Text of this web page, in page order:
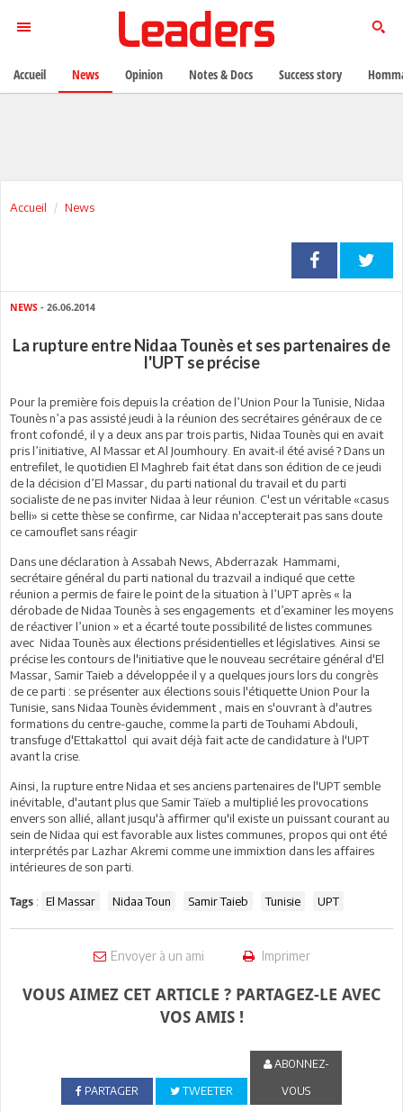
Accueil News
NEWS - 26.06.2014
La rupture entre Nidaa Tounès et ses partenaires de
l'UPT se précise
Pour la première fois depuis la création de l’Union Pour la Tunisie, Nidaa
Tounès n’a pas assisté jeudi à la réunion des secrétaires généraux de ce
front cofondé, il y a deux ans par trois partis, Nidaa Tounès qui en avait
pris l’initiative, Al Massar et Al Joumhoury. En avait-il été avisé ? Dans un
entrefilet, le quotidien El Maghreb fait état dans son édition de ce jeudi
de la décision d’El Massar, du parti national du travail et du parti
socialiste de ne pas inviter Nidaa à leur réunion. C'est un véritable «casus
belli» si cette thèse se confirme, car Nidaa n'accepterait pas sans doute
ce camouflet sans réagir
Dans une déclaration à Assabah News, Abderrazak Hammami,
secrétaire général du parti national du trazvail a indiqué que cette
réunion a permis de faire le point de la situation à l’UPT après « la
dérobade de Nidaa Tounès à ses engagements et d’examiner les moyens
de réactiver l’union » et a écarté toute possibilité de listes communes
avec Nidaa Tounès aux élections présidentielles et législatives. Ainsi se
précise les contours de l'initiative que le nouveau secrétaire général d'El
Massar, Samir Taieb a développée il y a quelques jours lors du congrès
de ce parti : se présenter aux élections souis l'étiquette Union Pour la
Tunisie, sans Nidaa Tounès évidemment , mais en s'ouvrant à d'autres
formations du centre-gauche, comme la parti de Touhami Abdouli,
transfuge d'Ettakattol qui avait déjà fait acte de candidature à l'UPT
avant la crise.
Ainsi, la rupture entre Nidaa et ses anciens partenaires de l'UPT semble
inévitable, d'autant plus que Samir Taïeb a multiplié les provocations
envers son allié, allant jusqu'à affirmer qu'il existe un puissant courant au
sein de Nidaa qui est favorable aux listes communes, propos qui ont été
interprétés par Lazhar Akremi comme une immixtion dans les affaires
intérieures de son parti.
Tags : El Massar Nidaa Toun Samir Taieb Tunisie UPT
Envoyer à un ami Imprimer
VOUS AIMEZ CET ARTICLE ? PARTAGEZ-LE AVEC
VOS AMIS !
PARTAGER TWEETER
ABONNEZ-
VOUS
Accueil News Opinion Notes & Docs Success story